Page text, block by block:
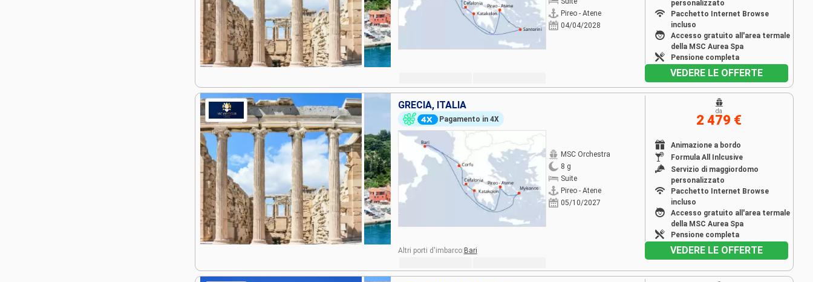
Pireo - Atene
04/04/2028
personalizzato
Pacchetto Internet Browse
incluso
Accesso gratuito all'area termale
della MSC Aurea Spa
Pensione completa
VEDERE LE OFFERTE
GRECIA, ITALIA
Pagamento in 4X
MSC Orchestra
8 g
Suite
Pireo - Atene
05/10/2027
Animazione a bordo
Formula All Inlcusive
Servizio di maggiordomo
personalizzato
Pacchetto Internet Browse
incluso
Accesso gratuito all'area termale
della MSC Aurea Spa
Pensione completa
da
2 479 €
Altri porti d'imbarco: Bari VEDERE LE OFFERTE